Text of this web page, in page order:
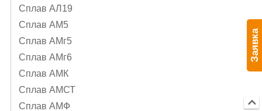
Сплав АЛ19
Сплав АМ5
Сплав АМг5
Сплав АМг6
Сплав АМК
Сплав АМСТ
Сплав АМФ
Заявка